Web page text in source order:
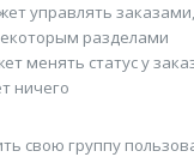
управлять заказами,
разделами
менять статус у
ничего
свою группу